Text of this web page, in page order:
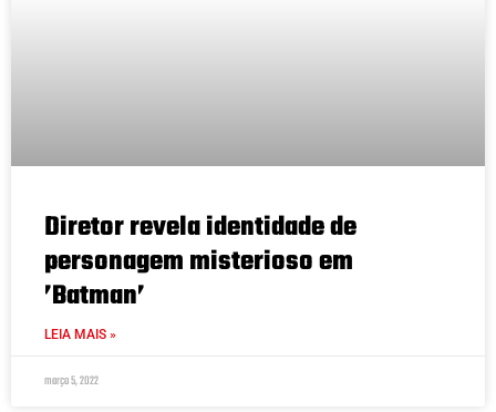
Diretor revela identidade de
personagem misterioso em
’Batman’
LEIA MAIS »
março 5, 2022